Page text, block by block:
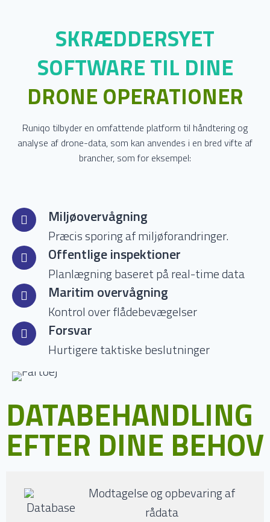
SKRÆDDERSYET
SOFTWARE TIL DINE
DRONE OPERATIONER
Runiqo tilbyder en omfattende platform til håndtering og
analyse af drone-data, som kan anvendes i en bred vifte af
brancher, som for eksempel:
Miljøovervågning
Præcis sporing af miljøforandringer.
Offentlige inspektioner
Planlægning baseret på real-time data
Maritim overvågning
Kontrol over flådebevægelser
Forsvar
Hurtigere taktiske beslutninger
DATABEHANDLING
EFTER DINE BEHOV
Modtagelse og opbevaring af
rådata